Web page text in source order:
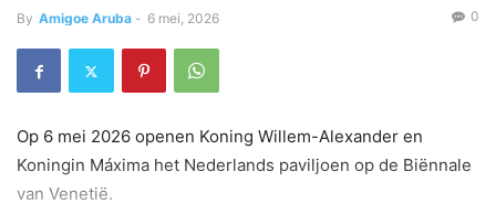
By Amigoe Aruba - 6 mei, 2026 0
Op 6 mei 2026 openen Koning Willem-Alexander en
Koningin Máxima het Nederlands paviljoen op de Biënnale
van Venetië.